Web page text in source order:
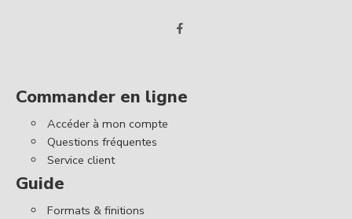
Commander en ligne
Accéder à mon compte
Questions fréquentes
Service client
Guide
Formats & finitions